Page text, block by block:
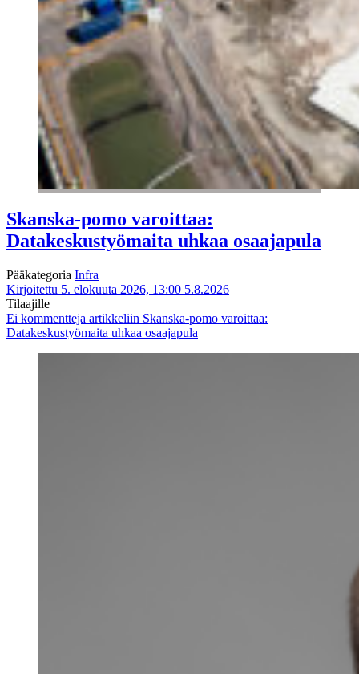
Skanska-pomo varoittaa:
Datakeskustyömaita uhkaa osaajapula
Pääkategoria Infra
Kirjoitettu 5. elokuuta 2026, 13:00 5.8.2026
Tilaajille
Ei kommentteja artikkeliin Skanska-pomo varoittaa:
Datakeskustyömaita uhkaa osaajapula